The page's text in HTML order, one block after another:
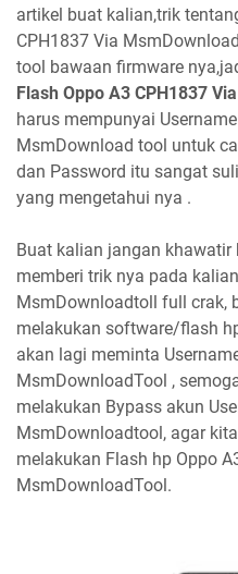
artikel buat kalian,trik
CPH1837 Via
tool bawaan firmware
Flash Oppo A3 CPH1837
harus mempunyai
MsmDownload tool untuk
dan Password itu sangat
yang mengetahui nya .
Buat kalian jangan
memberi trik nya pada
MsmDownloadtoll full crak,
melakukan software/flash
akan lagi meminta
MsmDownloadTool ,
melakukan Bypass akun
MsmDownloadtool, agar
melakukan Flash hp Oppo
MsmDownloadTool.